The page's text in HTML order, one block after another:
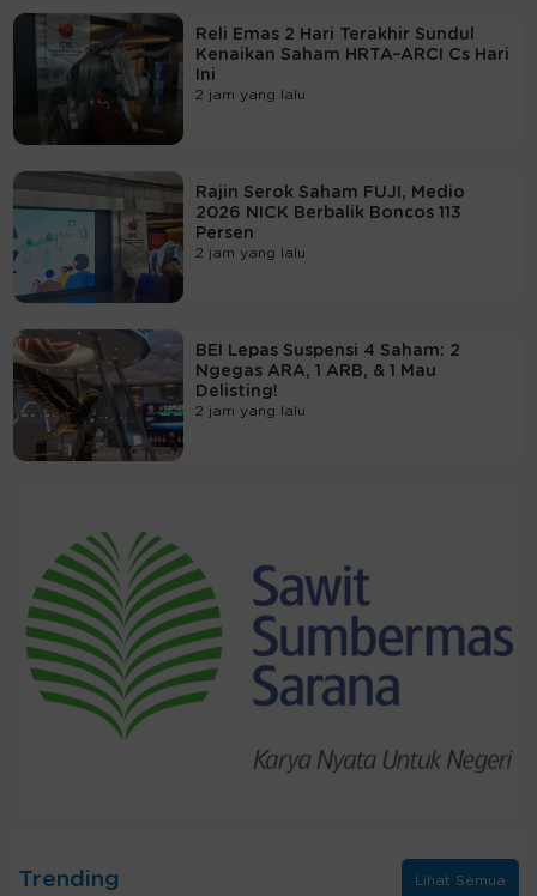
Reli Emas 2 Hari Terakhir Sundul
Kenaikan Saham HRTA–ARCI Cs Hari
Ini
2 jam yang lalu
Rajin Serok Saham FUJI, Medio
2026 NICK Berbalik Boncos 113
Persen
2 jam yang lalu
BEI Lepas Suspensi 4 Saham: 2
Ngegas ARA, 1 ARB, & 1 Mau
Delisting!
2 jam yang lalu
Trending Lihat Semua